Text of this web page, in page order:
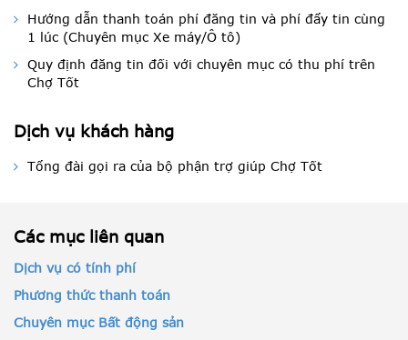
Hướng dẫn thanh toán phí đăng tin và phí đẩy tin cùng
1 lúc (Chuyên mục Xe máy/Ô tô)
Quy định đăng tin đối với chuyên mục có thu phí trên
Chợ Tốt
Dịch vụ khách hàng
Tổng đài gọi ra của bộ phận trợ giúp Chợ Tốt
Các mục liên quan
Dịch vụ có tính phí
Phương thức thanh toán
Chuyên mục Bất động sản